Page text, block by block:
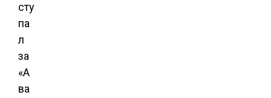
сту
па
л
за
«А
ва